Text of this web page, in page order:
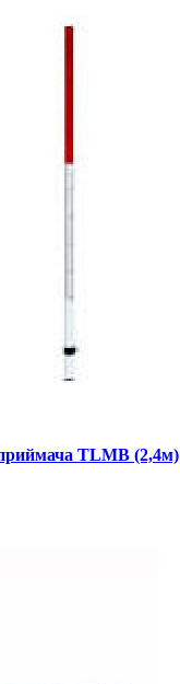
приймача TLMB (2,4м)